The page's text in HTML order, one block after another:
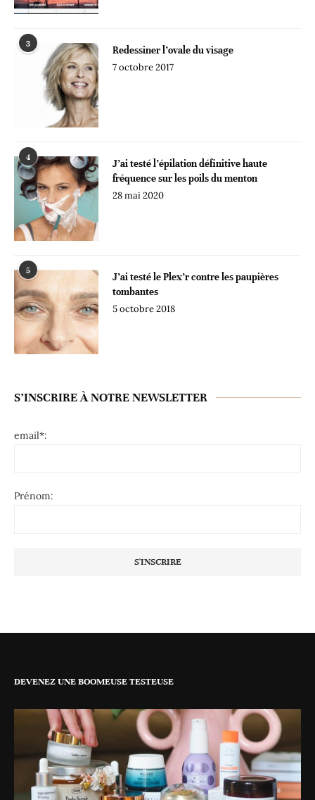
3
Redessiner l’ovale du visage
7 octobre 2017
4
J’ai testé l’épilation définitive haute
fréquence sur les poils du menton
28 mai 2020
5
J’ai testé le Plex’r contre les paupières
tombantes
5 octobre 2018
S’INSCRIRE À NOTRE NEWSLETTER
email*:
Prénom:
DEVENEZ UNE BOOMEUSE TESTEUSE